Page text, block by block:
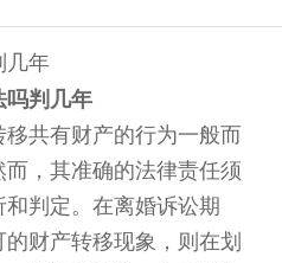
几年
吗判几年
共有财产的行为一般而
，其准确的法律责任须
判定。在离婚诉讼期
财产转移现象，则在划